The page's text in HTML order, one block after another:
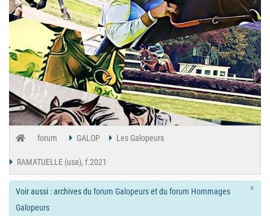
forum GALOP Les Galopeurs
RAMATUELLE (usa), f.2021
×
Voir aussi : archives du forum Galopeurset du forum Hommages
Galopeurs